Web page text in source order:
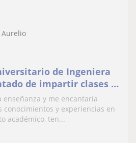
Aurelio
de Ingeniera
de impartir clases a
con experiencia.
enseñanza y me encantaría
conocimientos y experiencias en
académico, ten...